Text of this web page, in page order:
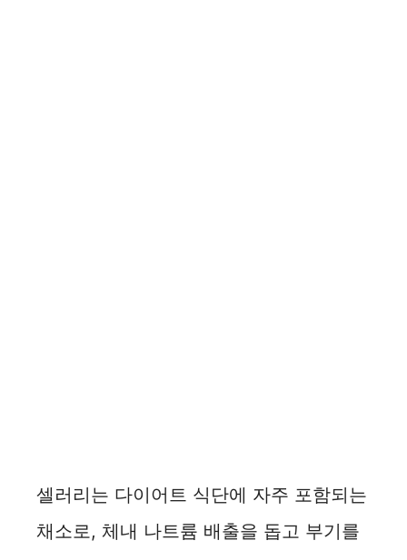
셀러리는 다이어트 식단에 자주 포함되는
채소로, 체내 나트륨 배출을 돕고 부기를